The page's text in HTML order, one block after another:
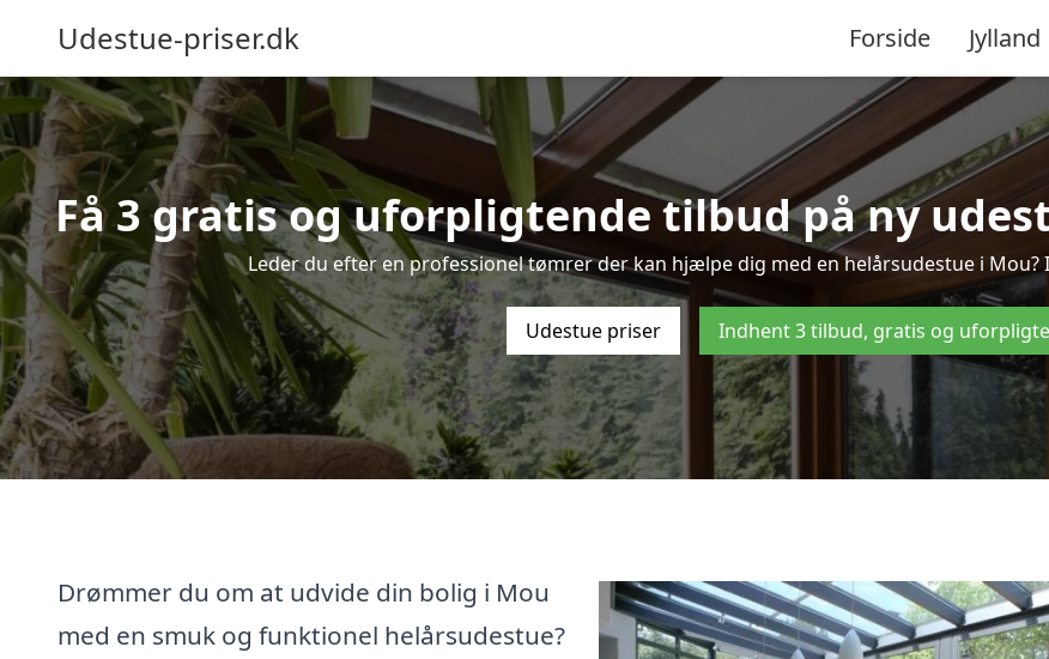
Udestue-priser.dk Forside Jylland
Få 3 gratis og uforpligtende tilbud på ny
Leder du efter en professionel tømrer der kan hjælpe dig med en helårsudestue i
Udestue priser Indhent 3 tilbud, gratis og
Drømmer du om at udvide din bolig i Mou
med en smuk og funktionel helårsudestue?